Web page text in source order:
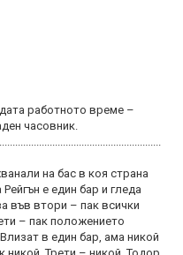
работното време –
часовник.
на бас в коя страна
е един бар и гледа
във втори – пак всички
– пак положението
в един бар, ама никой